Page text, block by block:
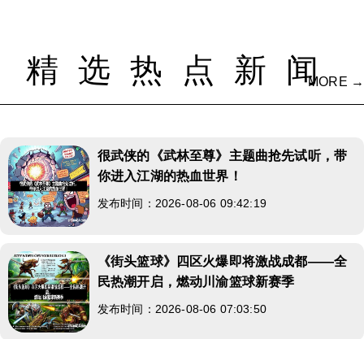
精选热点新闻
MORE →
很武侠的《武林至尊》主题曲抢先试听，带
你进入江湖的热血世界！
发布时间：2026-08-06 09:42:19
《街头篮球》四区火爆即将激战成都——全
民热潮开启，燃动川渝篮球新赛季
发布时间：2026-08-06 07:03:50